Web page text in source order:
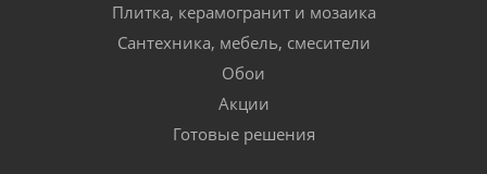
Плитка, керамогранит и мозаика
Сантехника, мебель, смесители
Обои
Акции
Готовые решения